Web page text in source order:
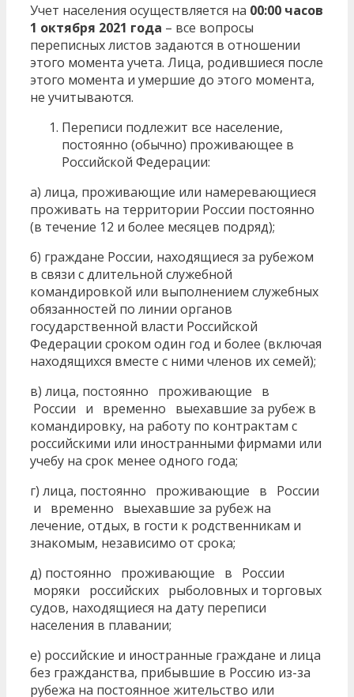
Учет населения осуществляется на 00:00 часов
1 октября 2021 года – все вопросы
переписных листов задаются в отношении
этого момента учета. Лица, родившиеся после
этого момента и умершие до этого момента,
не учитываются.
Переписи подлежит все население,
постоянно (обычно) проживающее в
Российской Федерации:
а) лица, проживающие или намеревающиеся
проживать на территории России постоянно
(в течение 12 и более месяцев подряд);
б) граждане России, находящиеся за рубежом
в связи с длительной служебной
командировкой или выполнением служебных
обязанностей по линии органов
государственной власти Российской
Федерации сроком один год и более (включая
находящихся вместе с ними членов их семей);
в) лица, постоянно проживающие в
России и временно выехавшие за рубеж в
командировку, на работу по контрактам с
российскими или иностранными фирмами или
учебу на срок менее одного года;
г) лица, постоянно проживающие в России
и временно выехавшие за рубеж на
лечение, отдых, в гости к родственникам и
знакомым, независимо от срока;
д) постоянно проживающие в России
моряки российских рыболовных и торговых
судов, находящиеся на дату переписи
населения в плавании;
е) российские и иностранные граждане и лица
без гражданства, прибывшие в Россию из-за
рубежа на постоянное жительство или